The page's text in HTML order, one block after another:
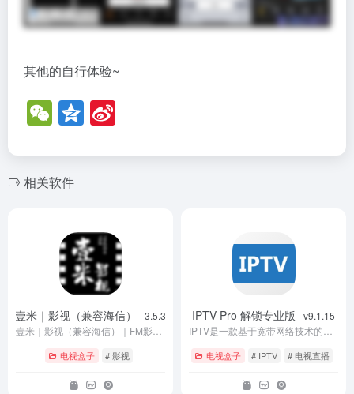
其他的自行体验~
W
e
C
h
Q
z
o a
b
o
相关软件
壹米｜影视（兼容海信）
- 3.5.3
电视盒子 # 影视
IPTV Pro 解锁专业版 - v9.1.15
电视盒子 # IPTV # 电视直播